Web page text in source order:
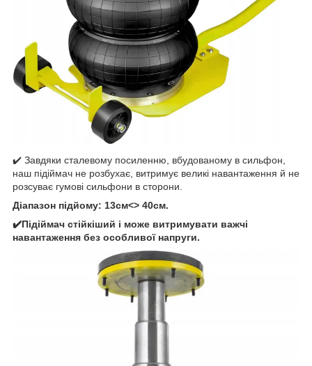
✔️ Завдяки сталевому посиленню, вбудованому в сильфон,
наш підіймач не розбухає, витримує великі навантаження й не
розсуває гумові сильфони в сторони.
Діапазон підйому: 13см<> 40см.
✔️Підіймач стійкіший і може витримувати важчі
навантаження без особливої напруги.